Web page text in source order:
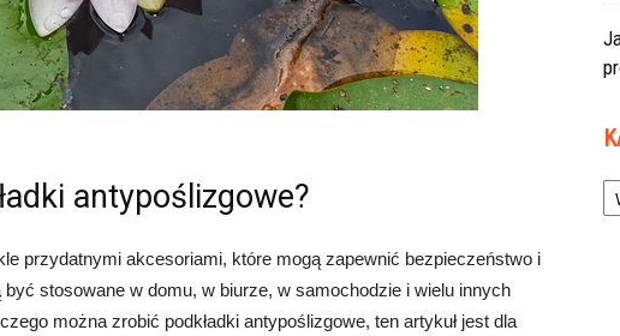
antypoślizgowe?
przydatnymi akcesoriami, które mogą zapewnić bezpieczeństwo i
stosowane w domu, w biurze, w samochodzie i wielu innych
można zrobić podkładki antypoślizgowe, ten artykuł jest dla